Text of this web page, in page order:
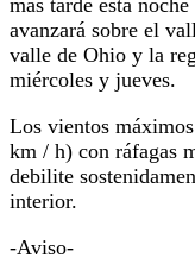
avanzará sobre el
valle de Ohio y la
miércoles y jueves.
Los vientos
km / h) con ráfagas
debilite
interior.
-Aviso-